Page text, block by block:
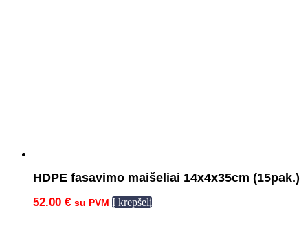
HDPE fasavimo maišeliai 14x4x35cm (15pak.)
52.00 € su PVM Į krepšelį